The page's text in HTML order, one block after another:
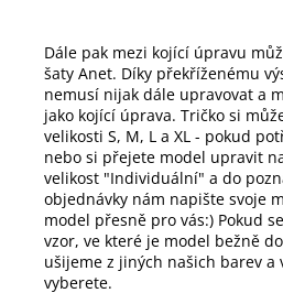
Dále pak mezi kojící úpravu
šaty Anet. Díky překříženému
nemusí nijak dále upravovat a
jako kojící úprava. Tričko si
velikosti S, M, L a XL - pokud
nebo si přejete model upravit
velikost "Individuální" a do
objednávky nám napište svoje
model přesně pro vás:) Pokud
vzor, ve které je model bežně
ušijeme z jiných našich barev a
vyberete.